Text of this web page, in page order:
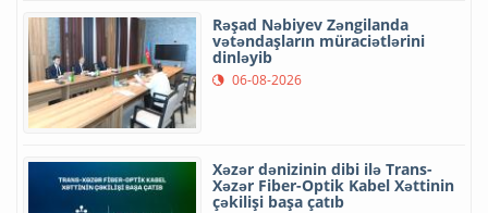
Rəşad Nəbiyev Zəngilanda
vətəndaşların müraciətlərini
dinləyib
06-08-2026
Xəzər dənizinin dibi ilə Trans-
Xəzər Fiber-Optik Kabel Xəttinin
çəkilişi başa çatıb